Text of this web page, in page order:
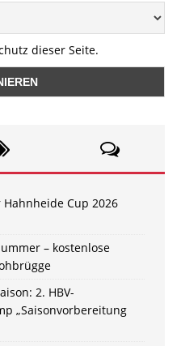
dieser Seite.
Cup 2026
– kostenlose
2. HBV-
„Saisonvorbereitung